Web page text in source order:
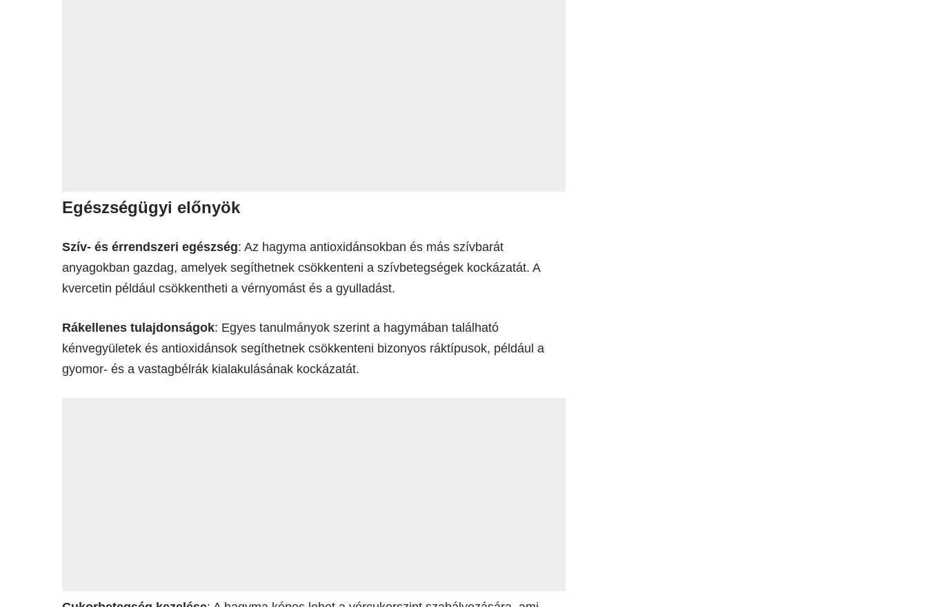
Egészségügyi előnyök
Szív- és érrendszeri egészség: Az hagyma antioxidánsokban és más szívbarát
anyagokban gazdag, amelyek segíthetnek csökkenteni a szívbetegségek kockázatát. A
kvercetin például csökkentheti a vérnyomást és a gyulladást.
Rákellenes tulajdonságok: Egyes tanulmányok szerint a hagymában található
kénvegyületek és antioxidánsok segíthetnek csökkenteni bizonyos ráktípusok, például a
gyomor- és a vastagbélrák kialakulásának kockázatát.